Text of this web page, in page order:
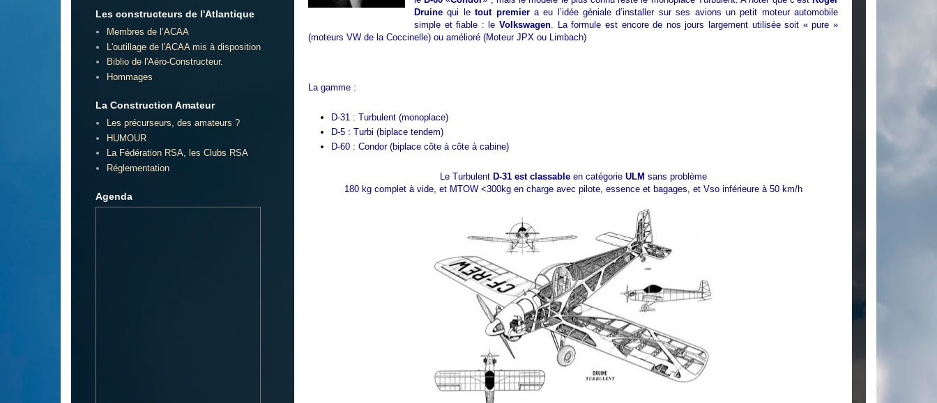
Druine qui letout premiera eu l’idée géniale d’installer sur ses avions un petit moteur automobile
simple et fiable : leVolkswagen. La formule est encore de nos jours largement utilisée soit « pure »
(moteurs VW de la Coccinelle) ou amélioré (Moteur JPX ou Limbach)
La gamme :
D-31 : Turbulent (monoplace)
D-5 : Turbi (biplace tendem)
D-60 : Condor (biplace côte à côte à cabine)
Le TurbulentD-31 est classable en catégorie ULM sans problème
180 kg complet à vide, et MTOW <300kg en charge avec pilote, essence et bagages, et Vso inférieure à 50 km/h
Les constructeurs de l'Atlantique
Membres de l’ACAA
L'outillage de l'ACAA mis à disposition
Biblio de l'Aéro-Constructeur.
Hommages
La Construction Amateur
Les précurseurs, des amateurs ?
HUMOUR
La Fédération RSA, les Clubs RSA
Réglementation
Agenda